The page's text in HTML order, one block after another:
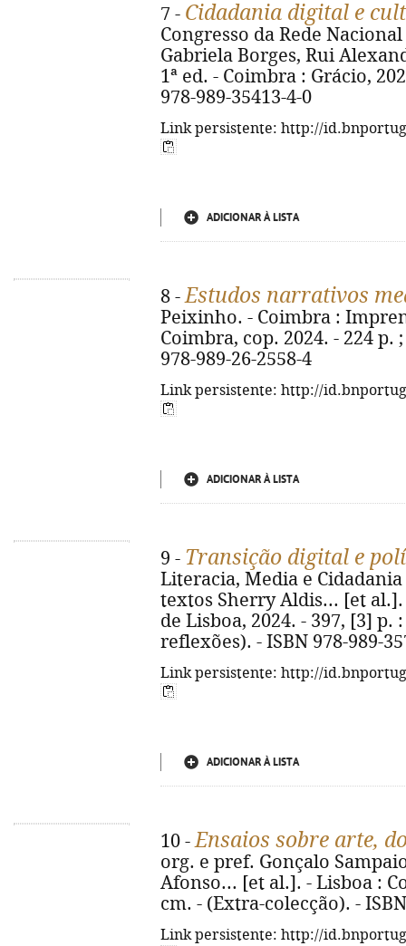
7 - Cidadania digital e
Congresso da Rede
Gabriela Borges, Rui
1ª ed. - Coimbra : Grácio,
978-989-35413-4-0
Link persistente: http://
ADICIONAR À LISTA
8 -Estudos narrativos
Peixinho. - Coimbra :
Coimbra, cop. 2024. - 224 p.
978-989-26-2558-4
Link persistente: http://
ADICIONAR À LISTA
9 - Transição digital e
Literacia, Media e
textos Sherry Aldis... [et
de Lisboa, 2024. - 397, [3] p.
reflexões). - ISBN 978-989-
Link persistente: http://
ADICIONAR À LISTA
10 -Ensaios sobre arte,
org. e pref. Gonçalo
Afonso... [et al.]. - Lisboa :
cm. - (Extra-colecção). -
Link persistente: http://